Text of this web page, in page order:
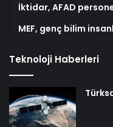
İktidar, AFAD
MEF, genç bilim
Teknoloji Haberleri